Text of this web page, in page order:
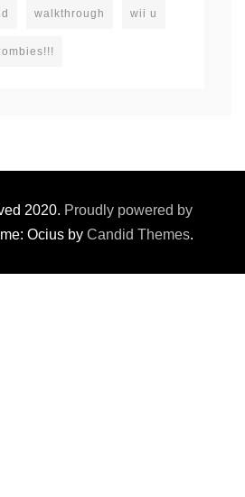
walkthrough wii u
2020. Proudly powered by
Ocius by Candid Themes.